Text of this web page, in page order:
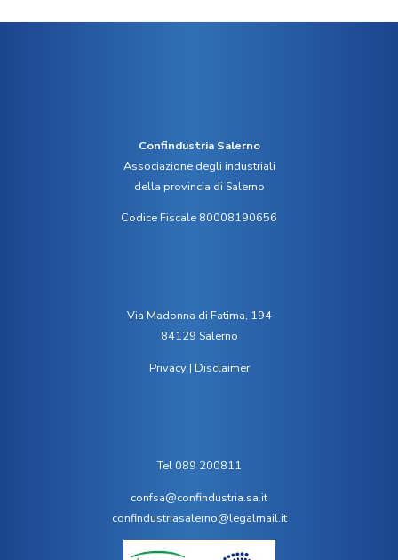
Confindustria Salerno
Associazione degli industriali
della provincia di Salerno
Codice Fiscale 80008190656
Via Madonna di Fatima, 194
84129 Salerno
Privacy| Disclaimer
Tel 089 200811
confsa@confindustria.sa.it
confindustriasalerno@legalmail.it